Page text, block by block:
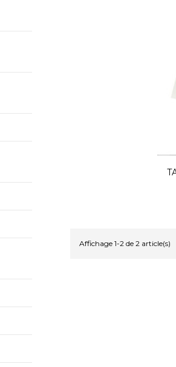
Affichage 1-2 de 2 article(s)